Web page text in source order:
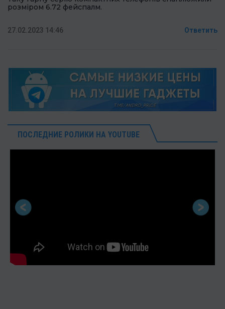
розміром 6.72 фейспалм.
27.02.2023 14:46 Ответить
ПОСЛЕДНИЕ РОЛИКИ НА YOUTUBE